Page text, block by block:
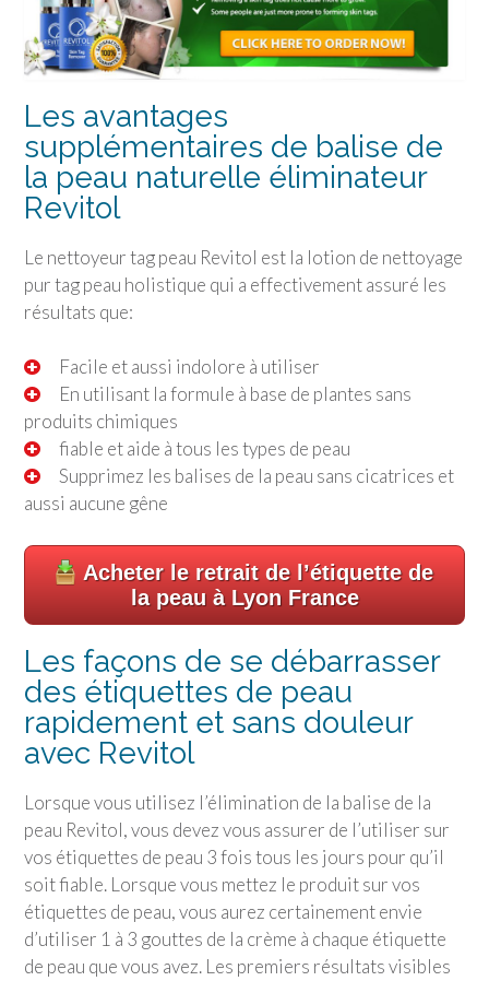
Les avantages
supplémentaires de balise de
la peau naturelle éliminateur
Revitol
Le nettoyeur tag peau Revitol est la lotion de nettoyage
pur tag peau holistique qui a effectivement assuré les
résultats que:
Facile et aussi indolore à utiliser
En utilisant la formule à base de plantes sans
produits chimiques
fiable et aide à tous les types de peau
Supprimez les balises de la peau sans cicatrices et
aussi aucune gêne
Acheter le retrait de l’étiquette de
la peau à Lyon France
Les façons de se débarrasser
des étiquettes de peau
rapidement et sans douleur
avec Revitol
Lorsque vous utilisez l’élimination de la balise de la
peau Revitol, vous devez vous assurer de l’utiliser sur
vos étiquettes de peau 3 fois tous les jours pour qu’il
soit fiable. Lorsque vous mettez le produit sur vos
étiquettes de peau, vous aurez certainement envie
d’utiliser 1 à 3 gouttes de la crème à chaque étiquette
de peau que vous avez. Les premiers résultats visibles